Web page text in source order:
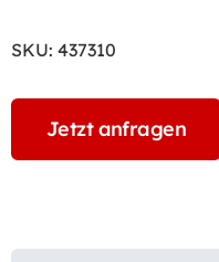
SKU: 437310
Jetzt anfragen